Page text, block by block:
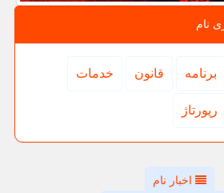
نام
برنامه قانون خدمات
رپورتاژ
اخبار نام